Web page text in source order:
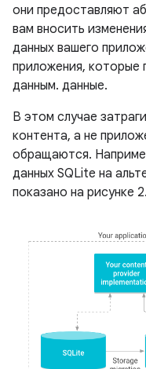
они предоставляют
вам вносить
данных вашего
приложения, которые
данным. данные.
В этом случае
контента, а не
обращаются.
данных SQLite на
показано на рисунке 2.